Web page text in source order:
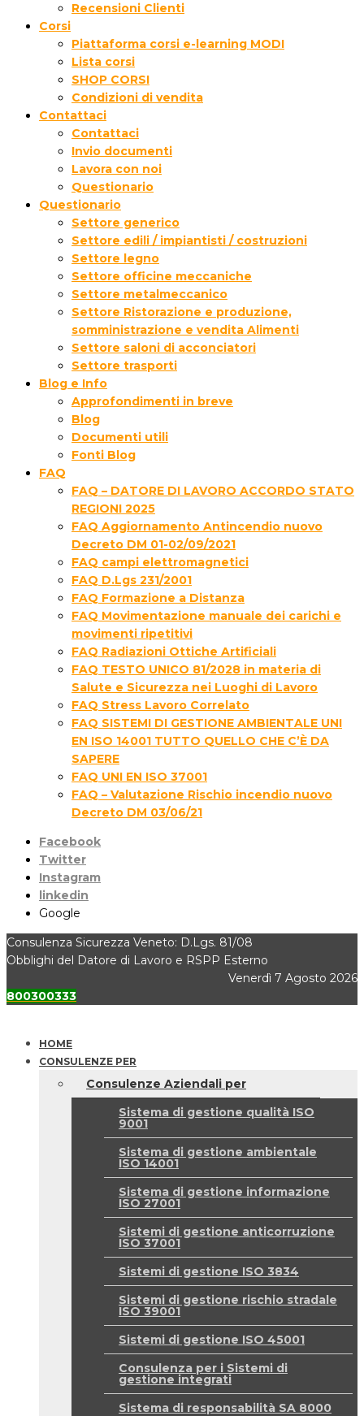
Recensioni Clienti
Corsi
Piattaforma corsi e-learning MODI
Lista corsi
SHOP CORSI
Condizioni di vendita
Contattaci
Contattaci
Invio documenti
Lavora con noi
Questionario
Questionario
Settore generico
Settore edili / impiantisti / costruzioni
Settore legno
Settore officine meccaniche
Settore metalmeccanico
Settore Ristorazione e produzione,
somministrazione e vendita Alimenti
Settore saloni di acconciatori
Settore trasporti
Blog e Info
Approfondimenti in breve
Blog
Documenti utili
Fonti Blog
FAQ
FAQ – DATORE DI LAVORO ACCORDO STATO
REGIONI 2025
FAQ Aggiornamento Antincendio nuovo
Decreto DM 01-02/09/2021
FAQ campi elettromagnetici
FAQ D.Lgs 231/2001
FAQ Formazione a Distanza
FAQ Movimentazione manuale dei carichi e
movimenti ripetitivi
FAQ Radiazioni Ottiche Artificiali
FAQ TESTO UNICO 81/2028 in materia di
Salute e Sicurezza nei Luoghi di Lavoro
FAQ Stress Lavoro Correlato
FAQ SISTEMI DI GESTIONE AMBIENTALE UNI
EN ISO 14001 TUTTO QUELLO CHE C’È DA
SAPERE
FAQ UNI EN ISO 37001
FAQ – Valutazione Rischio incendio nuovo
Decreto DM 03/06/21
Facebook
Twitter
Instagram
linkedin
Google
Consulenza Sicurezza Veneto: D.Lgs. 81/08
Obblighi del Datore di Lavoro e RSPP Esterno
Venerdì 7 Agosto 2026
800300333
HOME
CONSULENZE PER
Consulenze Aziendali per
Sistema di gestione qualità ISO
9001
Sistema di gestione ambientale
ISO 14001
Sistema di gestione informazione
ISO 27001
Sistemi di gestione anticorruzione
ISO 37001
Sistemi di gestione ISO 3834
Sistemi di gestione rischio stradale
ISO 39001
Sistemi di gestione ISO 45001
Consulenza per i Sistemi di
gestione integrati
Sistema di responsabilità SA 8000